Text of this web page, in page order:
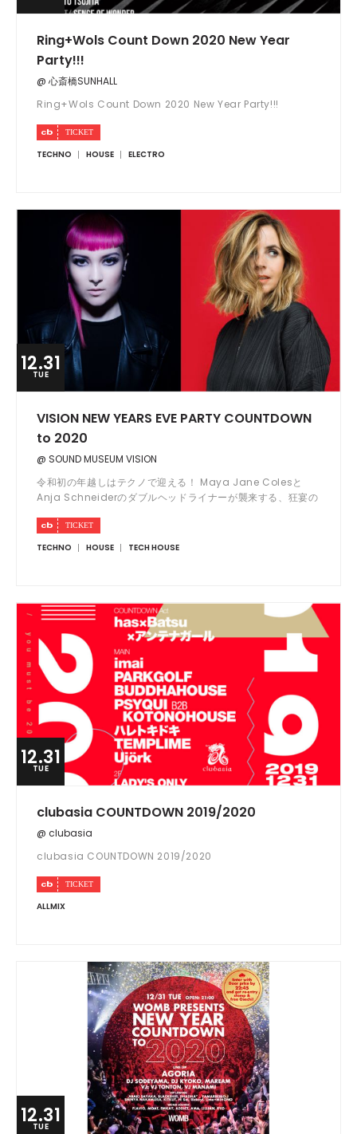
Ring+Wols Count Down 2020 New Year
Party!!!
@ 心斎橋SUNHALL
Ring+Wols Count Down 2020 New Year Party!!!
TECHNO HOUSE ELECTRO
12.31
TUE
VISION NEW YEARS EVE PARTY COUNTDOWN
to 2020
@ SOUND MUSEUM VISION
令和初の年越しはテクノで迎える！ Maya Jane Colesと
Anja Schneiderのダブルヘッドライナーが襲来する、狂宴の
TECHNO HOUSE TECH HOUSE
12.31
TUE
clubasia COUNTDOWN 2019/2020
@ clubasia
clubasia COUNTDOWN 2019/2020
ALLMIX
12.31
TUE